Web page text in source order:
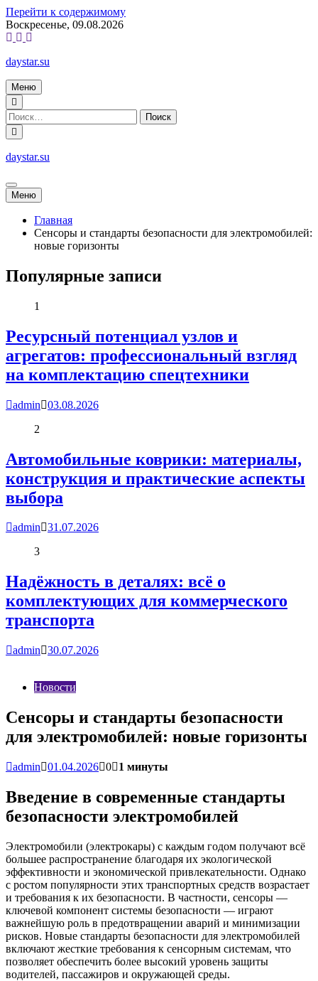
Перейти к содержимому
Воскресенье, 09.08.2026
daystar.su
Меню
daystar.su
Меню
Главная
Сенсоры и стандарты безопасности для электромобилей:
новые горизонты
Популярные записи
1
Ресурсный потенциал узлов и
агрегатов: профессиональный взгляд
на комплектацию спецтехники
admin
03.08.2026
2
Автомобильные коврики: материалы,
конструкция и практические аспекты
выбора
admin 31.07.2026
3
Надёжность в деталях: всё о
комплектующих для коммерческого
транспорта
admin 30.07.2026
Новости
Сенсоры и стандарты безопасности
для электромобилей: новые горизонты
admin 01.04.2026 0 1 минуты
Введение в современные стандарты
безопасности электромобилей
Электромобили (электрокары) с каждым годом получают всё
большее распространение благодаря их экологической
эффективности и экономической привлекательности. Однако
с ростом популярности этих транспортных средств возрастает
и требования к их безопасности. В частности, сенсоры —
ключевой компонент системы безопасности — играют
важнейшую роль в предотвращении аварий и минимизации
рисков. Новые стандарты безопасности для электромобилей
включают жесткие требования к сенсорным системам, что
позволяет обеспечить более высокий уровень защиты
водителей, пассажиров и окружающей среды.